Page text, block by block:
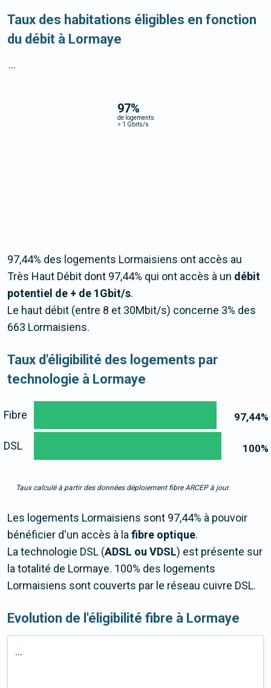
Taux des habitations éligibles en fonction
du débit à Lormaye
97%
de logements
> 1 Gbits/s
...
97,44% des logements Lormaisiens ont accès au
Très Haut Débit dont 97,44% qui ont accès à un débit
potentiel de + de 1Gbit/s.
Le haut débit (entre 8 et 30Mbit/s) concerne 3% des
663 Lormaisiens.
Taux d'éligibilité des logements par
technologie à Lormaye
97,44%
100%
Fibre
DSL
Taux calculé à partir des données déploiement fibre ARCEP à jour.
Les logements Lormaisiens sont 97,44% à pouvoir
bénéficier d'un accès à lafibre optique.
La technologie DSL (ADSL ou VDSL) est présente sur
la totalité de Lormaye. 100% des logements
Lormaisiens sont couverts par le réseau cuivre DSL.
Evolution de l'éligibilité fibre à Lormaye
...